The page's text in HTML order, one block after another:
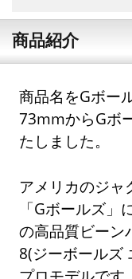
商品紹介
商品名をGボー
73mmからGボ
たしました。
アメリカのジャ
「Gボールズ
の高品質ビーン
8(ジーボールズ